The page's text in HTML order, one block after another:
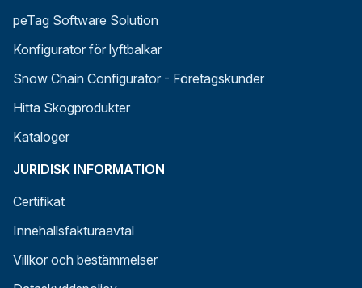
peTag Software Solution
Konfigurator för lyftbalkar
Snow Chain Configurator - Företagskunder
Hitta Skogprodukter
Kataloger
JURIDISK INFORMATION
Certifikat
Innehallsfakturaavtal
Villkor och bestämmelser